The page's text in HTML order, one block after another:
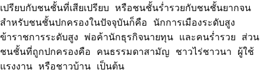
เปรียบกับชนชั้นที่เสียเปรียบ หรือชนชั้นร่ำรวยกับชนชั้นยากจน
สำหรับชนชั้นปกครองในปัจจุบันก็คือ นักการเมืองระดับสูง
ข้าราชการระดับสูง พ่อค้านักธุรกิจนายทุน และคนร่ำรวย ส่วน
ชนชั้นที่ถูกปกครองคือ คนธรรมดาสามัญ ชาวไร่ชาวนา ผู้ใช้
แรงงาน หรือชาวบ้าน เป็นต้น